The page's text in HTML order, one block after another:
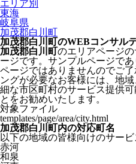
エリア別
東海
岐阜県
加茂郡白川町
加茂郡白川町のWEBコンサル
加茂郡白川町のエリアページ
ージです。サンプルページで
ページではありませんのでご
ングが必要なお客様には、地
細な市区町村のサービス提供
とをお勧めいたします。
対象ファイル
templates/page/area/city.html
加茂郡白川町内の対応町名
以下の地域の皆様向けのサー
赤河
和泉